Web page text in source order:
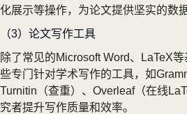
化展示等操作，为论文提供坚实的数
（3）论文写作工具
除了常见的Microsoft Word、LaTeX
些专门针对学术写作的工具，如
Turnitin（查重）、Overleaf（在线
究者提升写作质量和效率。